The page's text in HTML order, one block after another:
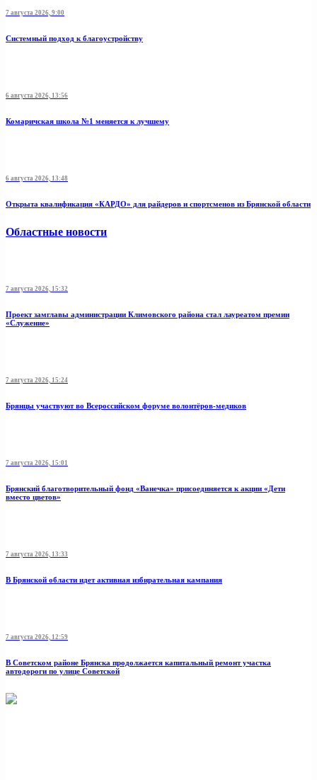
7 августа 2026, 9:00
Системный подход к благоустройству
6 августа 2026, 13:56
Комаричская школа №1 меняется к лучшему
6 августа 2026, 13:48
Открыта квалификация «КАРДО» для райдеров и спортсменов из Брянской области
Областные новости
7 августа 2026, 15:32
Проект замглавы администрации Климовского района стал лауреатом премии
«Служение»
7 августа 2026, 15:24
Брянцы участвуют во Всероссийском форуме волонтёров-медиков
7 августа 2026, 15:01
Брянский благотворительный фонд «Ванечка» присоединяется к акции «Дети
вместо цветов»
7 августа 2026, 13:33
В Брянской области идет активная избирательная кампания
7 августа 2026, 12:59
В Советском районе Брянска продолжается капитальный ремонт участка
автодороги по улице Советской